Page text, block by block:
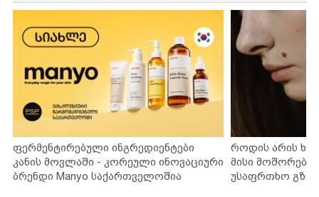
ფერმენტირებული ინგრედიენტები
კანის მოვლაში - კორეული ინოვაციური
ბრენდი Manyo საქართველოშია
როდის არის
მისი
უსაფრთხო